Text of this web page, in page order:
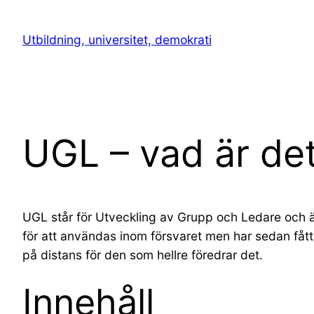
innehållUtbildning, universitet, demokrati
UGL – vad är
UGL står för Utveckling av Grupp och Ledare och
för att användas inom försvaret men har sedan
på distans för den som hellre föredrar det.
Innehåll